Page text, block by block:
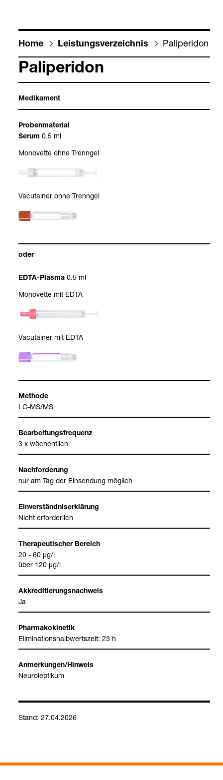
Home Leis­tungs­ver­zeich­nis Pali­pe­ri­don
Pali­pe­ri­don
Medi­ka­ment
Pro­ben­ma­te­rial
Serum 0.5 ml
Mono­vette ohne Trenn­gel
Vacu­tai­ner ohne Trenn­gel
oder
EDTA-​Plasma 0.5 ml
Mono­vette mit EDTA
Vacu­tai­ner mit EDTA
Methode
LC-​MS/MS
Bear­bei­tungs­fre­quenz
3 x wöchent­lich
Nach­for­de­rung
nur am Tag der Ein­sen­dung mög­lich
Ein­ver­ständ­nis­er­klä­rung
Nicht erfor­der­lich
The­ra­peu­ti­scher Bereich
20 - 60 µg/l
über 120 µg/l
Akkre­di­tie­rungs­nach­weis
Ja
Phar­ma­ko­ki­ne­tik
Eli­mi­na­ti­ons­halb­werts­zeit: 23 h
Anmer­kun­gen/Hin­weis
Neu­ro­lep­ti­kum
Stand: 27.04.2026